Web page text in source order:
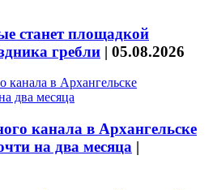
станет площадкой
гребли | 05.08.2026
канала в Архангельске
на два месяца |